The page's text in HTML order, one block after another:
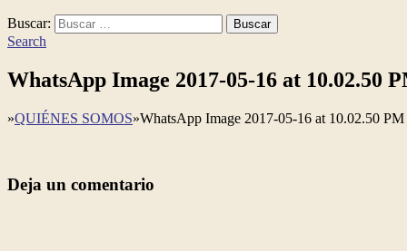
Buscar:
Search
WhatsApp Image 2017-05-16 at 10.02.50
»QUIÉNES SOMOS»WhatsApp Image 2017-05-16 at 10.02.50 PM
Deja un comentario